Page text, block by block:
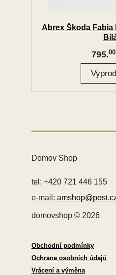
Abrex Škoda Fabia
795.00
Domov Shop
tel: +420 721 446 155
e-mail:
domovshop © 2026
Obchodní podmínky
Ochrana osobních údajů
Vrácení a výměna